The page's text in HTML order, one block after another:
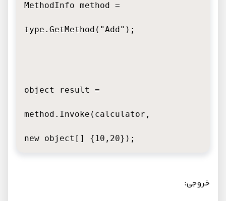
MethodInfo method =
type.GetMethod("Add");
object result =
method.Invoke(calculator,
new object[] {10,20});
خروجی: